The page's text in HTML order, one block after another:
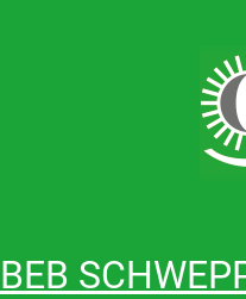
BEB